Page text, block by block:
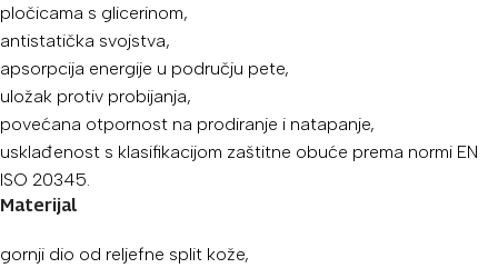
pločicama s glicerinom,
antistatička svojstva,
apsorpcija energije u području pete,
uložak protiv probijanja,
povećana otpornost na prodiranje i natapanje,
usklađenost s klasifikacijom zaštitne obuće prema normi EN
ISO 20345.
Materijal
gornji dio od reljefne split kože,